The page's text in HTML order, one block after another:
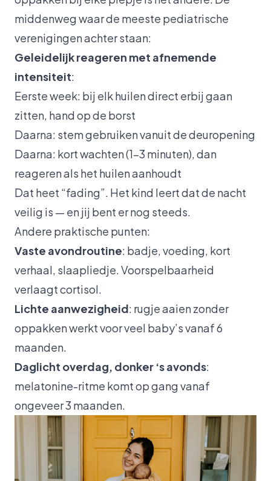
middenweg waar de meeste pediatrische
verenigingen achter staan:
Geleidelijk reageren met afnemende
intensiteit:
Eerste week: bij elk huilen direct erbij gaan
zitten, hand op de borst
Daarna: stem gebruiken vanuit de deuropening
Daarna: kort wachten (1-3 minuten), dan
reageren als het huilen aanhoudt
Dat heet “fading”. Het kind leert dat de nacht
veilig is — en jij bent er nog steeds.
Andere praktische punten:
Vaste avondroutine: badje, voeding, kort
verhaal, slaapliedje. Voorspelbaarheid
verlaagt cortisol.
Lichte aanwezigheid: rugje aaien zonder
oppakken werkt voor veel baby’s vanaf 6
maanden.
Daglicht overdag, donker ‘s avonds:
melatonine-ritme komt op gang vanaf
ongeveer 3 maanden.